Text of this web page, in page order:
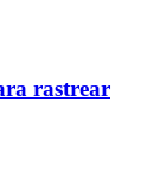
rastrear